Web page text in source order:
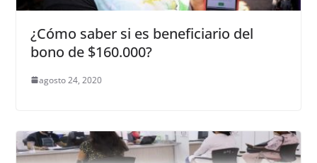
¿Cómo saber si es beneficiario del
bono de $160.000?
agosto 24, 2020